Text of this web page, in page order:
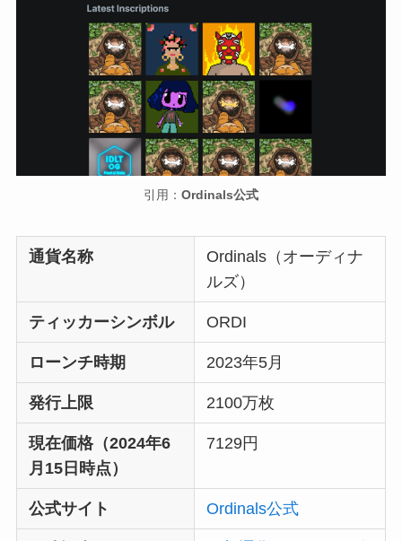
引用： Ordinals公式
通貨名称
Ordinals（オーディナ
ルズ）
ティッカーシンボル ORDI
ローンチ時期 2023年5月
発行上限 2100万枚
現在価格（2024年6
月15日時点）
7129円
公式サイト Ordinals公式